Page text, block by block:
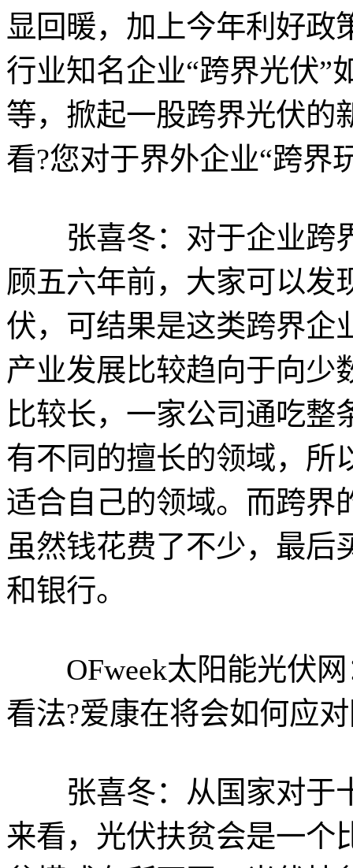
显回暖，加上今年利好政
行业知名企业“跨界光伏”
等，掀起一股跨界光伏的
看?您对于界外企业“跨界
张喜冬：对于企业跨
顾五六年前，大家可以发
伏，可结果是这类跨界企
产业发展比较趋向于向少
比较长，一家公司通吃
有不同的擅长的领域，所
适合自己的领域。而跨界
虽然钱花费了不少，最后
和银行。
OFweek太阳能光伏网
看法?爱康在将会如何应
张喜冬：从国家对于
来看，光伏扶贫会是一个